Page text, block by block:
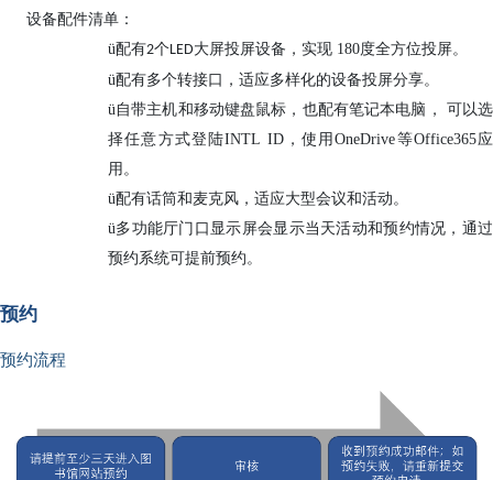
设备配件清单：
ü配有2个LED大屏投屏设备，实现 180度全方位投屏。
ü配有多个转接口，适应多样化的设备投屏分享。
ü自带主机和移动键盘鼠标，也配有笔记本电脑， 可以选
择任意方式登陆INTL ID，使用OneDrive等Office365应
用。
ü配有话筒和麦克风，适应大型会议和活动。
ü多功能厅门口显示屏会显示当天活动和预约情况，通过
预约系统可提前预约。
预约
预约流程